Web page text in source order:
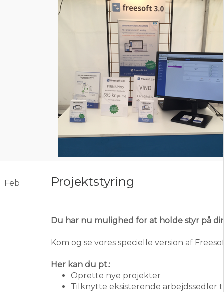
Feb Projektstyring
Du har nu mulighed for at holde styr på
Kom og se vores specielle version af
Her kan du pt.:
Oprette nye projekter
Tilknytte eksisterende arbejdssedler